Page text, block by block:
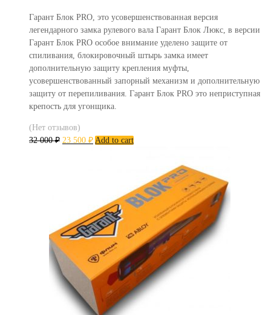
Гарант Блок PRO, это усовершенствованная версия
легендарного замка рулевого вала Гарант Блок Люкс, в версии
Гарант Блок PRO особое внимание уделено защите от
спиливания, блокировочный штырь замка имеет
дополнительную защиту крепления муфты,
усовершенствованный запорный механизм и дополнительную
защиту от перепиливания. Гарант Блок PRO это неприступная
крепость для угонщика.
(Нет отзывов)
32 000₽ 23 500 ₽ Add to cart